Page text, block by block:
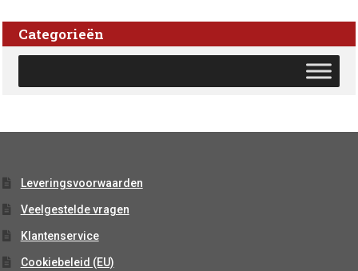
Categorieën
Leveringsvoorwaarden
Veelgestelde vragen
Klantenservice
Cookiebeleid (EU)